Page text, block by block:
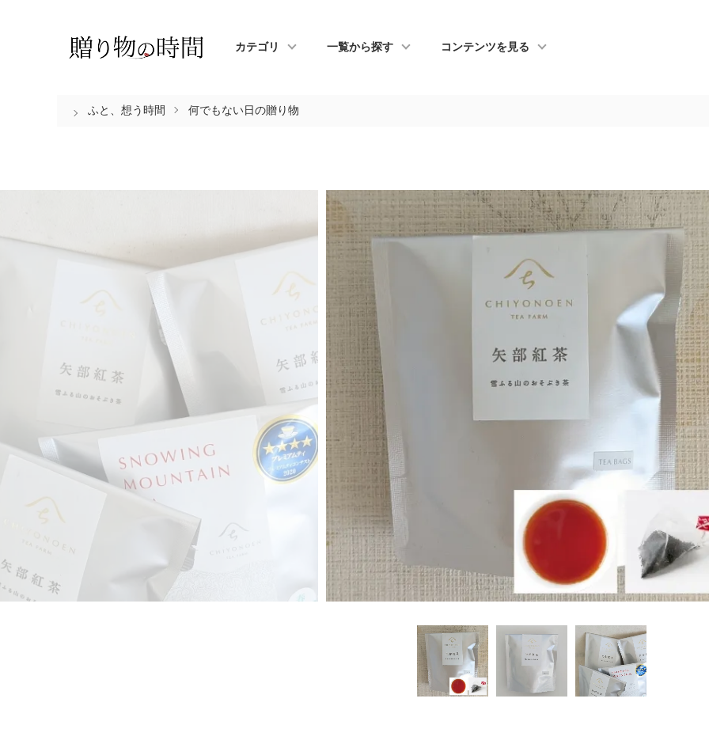
カテゴリ 一覧から探す コンテンツを見る
ふと、想う時間 何でもない日の贈り物